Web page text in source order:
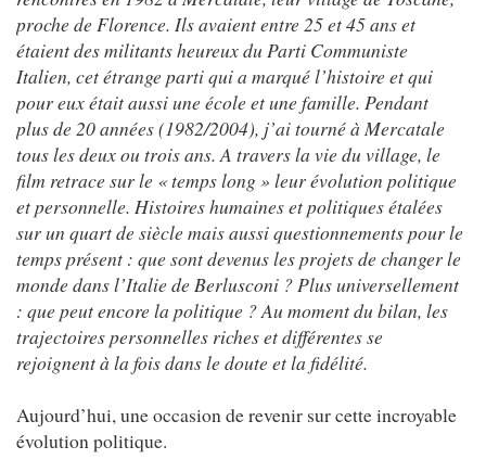
proche de Florence. Ils avaient entre 25 et 45 ans et
étaient des militants heureux du Parti Communiste
Italien, cet étrange parti qui a marqué l’histoire et qui
pour eux était aussi une école et une famille. Pendant
plus de 20 années (1982/2004), j’ai tourné à Mercatale
tous les deux ou trois ans. A travers la vie du village, le
film retrace sur le « temps long » leur évolution politique
et personnelle. Histoires humaines et politiques étalées
sur un quart de siècle mais aussi questionnements pour le
temps présent : que sont devenus les projets de changer le
monde dans l’Italie de Berlusconi ? Plus universellement
: que peut encore la politique ? Au moment du bilan, les
trajectoires personnelles riches et différentes se
rejoignent à la fois dans le doute et la fidélité.
Aujourd’hui, une occasion de revenir sur cette incroyable
évolution politique.